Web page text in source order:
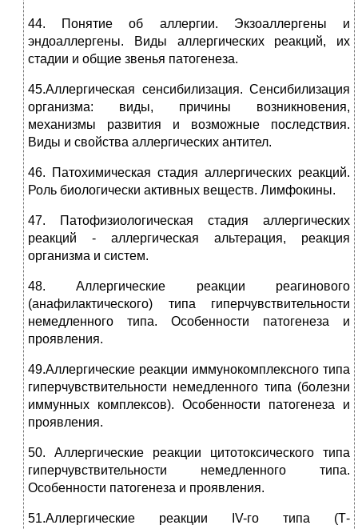
44. Понятие об аллергии. Экзоаллергены и
эндоаллергены. Виды аллергических реакций, их
стадии и общие звенья патогенеза.
45.Аллергическая сенсибилизация. Сенсибилизация
организма: виды, причины возникновения,
механизмы развития и возможные последствия.
Виды и свойства аллергических антител.
46. Патохимическая стадия аллергических реакций.
Роль биологически активных веществ. Лимфокины.
47. Патофизиологическая стадия аллергических
реакций - аллергическая альтерация, реакция
организма и систем.
48. Аллергические реакции реагинового
(анафилактического) типа гиперчувствительности
немедленного типа. Особенности патогенеза и
проявления.
49.Аллергические реакции иммунокомплексного типа
гиперчувствительности немедленного типа (болезни
иммунных комплексов). Особенности патогенеза и
проявления.
50. Аллергические реакции цитотоксического типа
гиперчувствительности немедленного типа.
Особенности патогенеза и проявления.
51.Аллергические реакции IV-го типа (Т-